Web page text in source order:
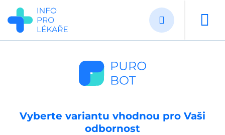
Přejít
hlavnímu
obsahu
Vyberte variantu vhodnou pro Vaši
odbornost